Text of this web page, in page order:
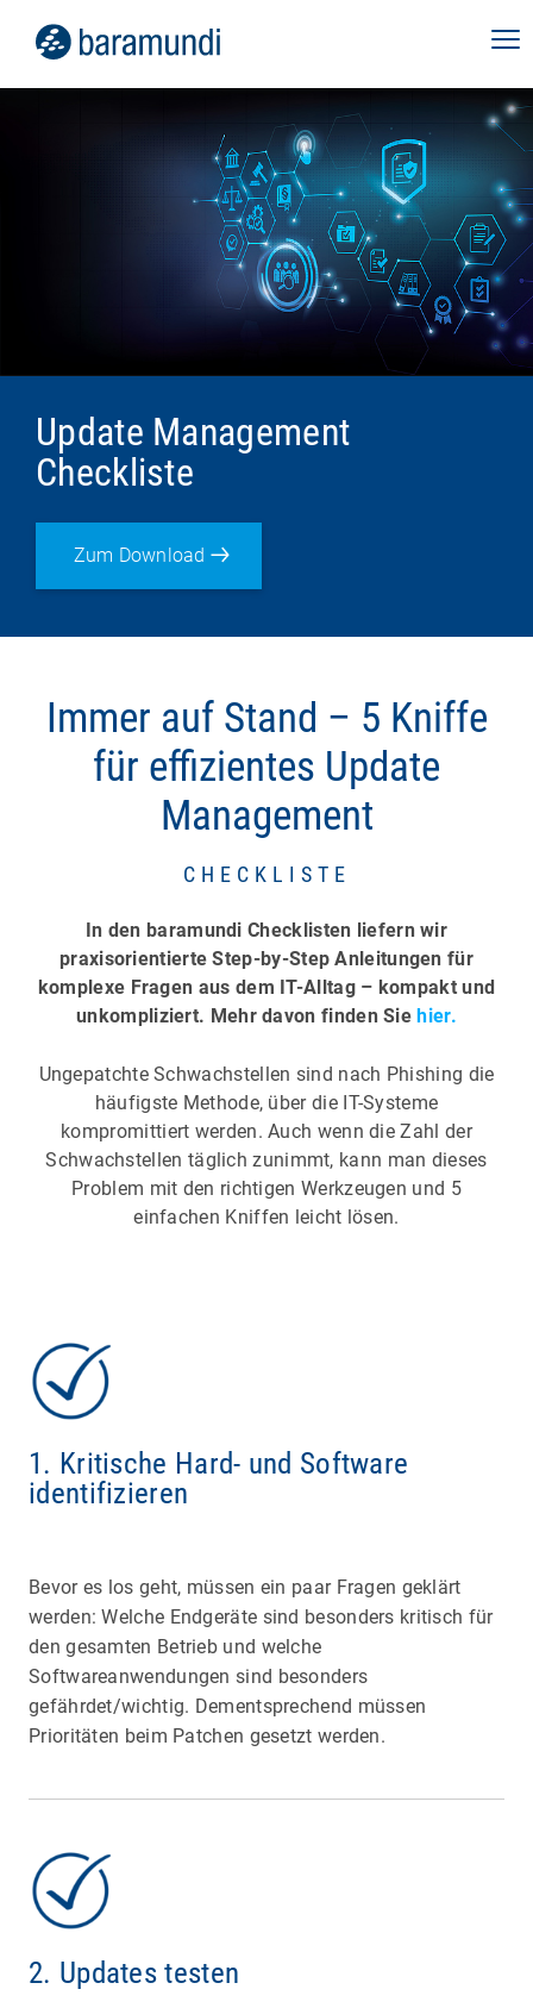
Update Management
Checkliste
Zum Download
Immer auf Stand – 5 Kniffe
für effizientes Update
Management
CHECKLISTE
In den baramundi Checklisten liefern wir
praxisorientierte Step-by-Step Anleitungen für
komplexe Fragen aus dem IT-Alltag – kompakt und
unkompliziert. Mehr davon finden Siehier.
Ungepatchte Schwachstellen sind nach Phishing die
häufigste Methode, über die IT-Systeme
kompromittiert werden. Auch wenn die Zahl der
Schwachstellen täglich zunimmt, kann man dieses
Problem mit den richtigen Werkzeugen und 5
einfachen Kniffen leicht lösen.
1. Kritische Hard- und Software
identifizieren
Bevor es los geht, müssen ein paar Fragen geklärt
werden: Welche Endgeräte sind besonders kritisch für
den gesamten Betrieb und welche
Softwareanwendungen sind besonders
gefährdet/wichtig. Dementsprechend müssen
Prioritäten beim Patchen gesetzt werden.
2. Updates testen